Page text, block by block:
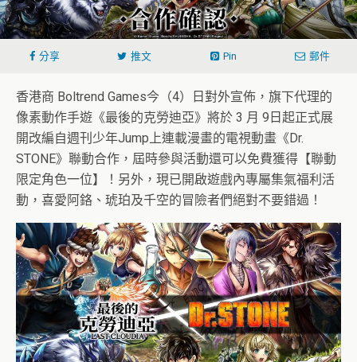
分享 推文 Pin 郵件
香港商 Boltrend Games今（4）日對外宣佈，旗下代理的
像素動作手遊《最後的克勞迪亞》將於 3 月 9日起正式展
開改編自週刊少年Jump上連載漫畫的電視動畫《Dr.
STONE》聯動合作，屆時參與活動還可以免費獲得【聯動
限定角色一位】！另外，現已開啟遊戲內專屬集氣福利活
動，喜愛阿鉻、琥珀及千空的冒險者們絕對不要錯過！